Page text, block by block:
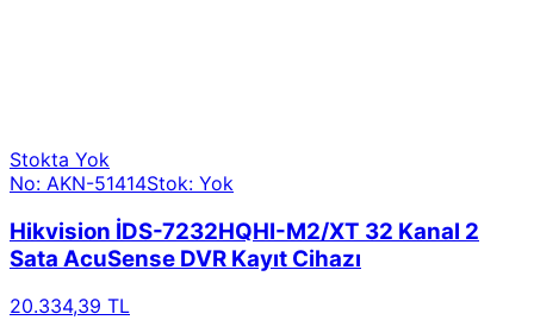
Stokta Yok
No: AKN-51414Stok: Yok
Hikvision İDS-7232HQHI-M2/XT 32 Kanal 2
Sata AcuSense DVR Kayıt Cihazı
20.334,39 TL